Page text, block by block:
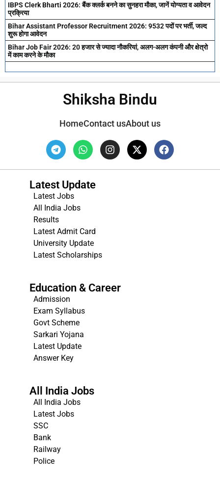
IBPS Clerk Bharti 2026: बैंक क्लर्क बनने का सुनहरा मौका, जानें योग्यता व आवेदन
प्रक्रिया
Bihar Assistant Professor Recruitment 2026: 9532 पदों पर भर्ती, जल्द
शुरू होगा आवेदन
Bihar Job Fair 2026: 20 हजार से ज्यादा नौकरियां, अलग-अलग कंपनी और क्षेत्रो
में काम करने के मौका
Shiksha Bindu
HomeContact usAbout us
Latest Update
Latest Jobs
All India Jobs
Results
Latest Admit Card
University Update
Latest Scholarships
Education & Career
Admission
Exam Syllabus
Govt Scheme
Sarkari Yojana
Latest Update
Answer Key
All India Jobs
All India Jobs
Latest Jobs
SSC
Bank
Railway
Police